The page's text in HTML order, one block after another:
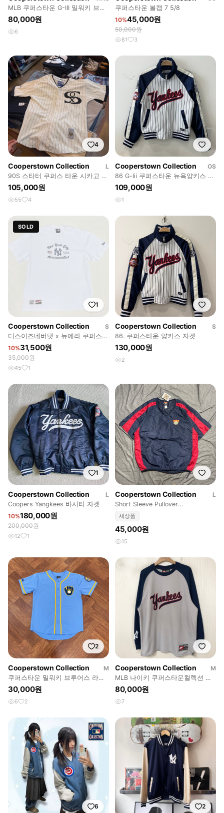
MLB 쿠퍼스타운 G-III 밀워키 브루
어스 made in Korea
80,000원
6
쿠퍼스타운 볼캡 7 5/8
10%45,000원
50,000원
81 3
4
Cooperstown Collection
L
90S 스타터 쿠퍼스 타운 시카고 화
이트 삭스 베이스볼 저지
105,000원
55 4
Cooperstown Collection
OS
86 G-lii 쿠퍼스타운 뉴욕양키스 자
켓
109,000원
1
SOLD
1
Cooperstown Collection
S
디스이즈네버댓 x 뉴에라 쿠퍼스타
운 뉴욕 양키스 티셔츠 S
10%31,500원
35,000원
45 1
Cooperstown Collection
S
86. 쿠퍼스타운 양키스 자켓
130,000원
2
1
Cooperstown Collection
L
Coopers Yangkees 바시티 자켓
10%180,000원
200,000원
12 1
Cooperstown Collection
L
Short Sleeve Pullover
Windbreaker
새상품
45,000원
15
2
Cooperstown Collection
M
쿠퍼스타운 밀워키 브루어스 라이
언브론 마킹 져지
30,000원
6 2
Cooperstown Collection
M
MLB 나이키 쿠퍼스타운컬렉션 뉴
욕양키스 레트로티셔츠 M #8 요기
베라
80,000원
7
6 2